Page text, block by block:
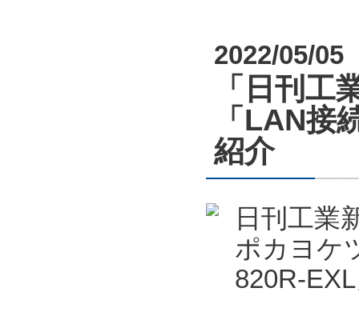
2022/05/05
「日刊工
「LAN
紹介
日刊工業
ポカヨケ
820R-